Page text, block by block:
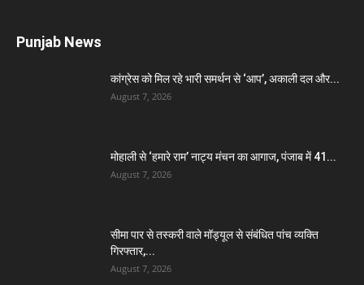
Punjab News
कांग्रेस को मिल रहे भारी समर्थन से ‘आप’, अकाली दल और...
August 7, 2026
मोहाली से ‘हमारे राम’ नाट्य मंचन का आगाज, पंजाब में 41...
August 7, 2026
सीमा पार से तस्करी वाले मॉड्यूल से संबंधित पांच व्यक्ति
गिरफ्तार,...
August 7, 2026